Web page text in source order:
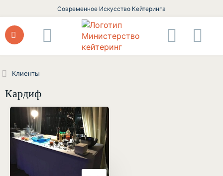
Современное Искусство Кейтеринга
Клиенты
Кардиф